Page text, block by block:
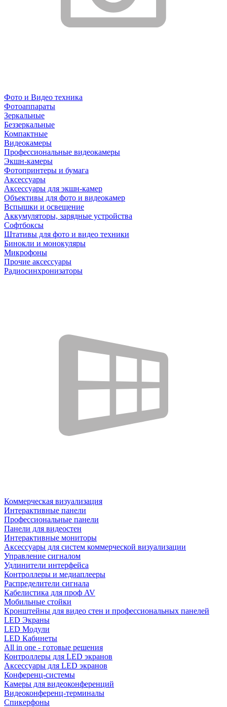
Фото и Видео техника
Фотоаппараты
Зеркальные
Беззеркальные
Компактные
Видеокамеры
Профессиональные видеокамеры
Экшн-камеры
Фотопринтеры и бумага
Аксессуары
Аксессуары для экшн-камер
Объективы для фото и видеокамер
Вспышки и освещение
Аккумуляторы, зарядные устройства
Софтбоксы
Штативы для фото и видео техники
Бинокли и монокуляры
Микрофоны
Прочие аксессуары
Радиосинхронизаторы
Коммерческая визуализация
Интерактивные панели
Профессиональные панели
Панели для видеостен
Интерактивные мониторы
Аксессуары для систем коммерческой визуализации
Управление сигналом
Удлинители интерфейса
Контроллеры и медиаплееры
Распределители сигнала
Кабелистика для проф AV
Мобильные стойки
Кронштейны для видео стен и профессиональных панелей
LED Экраны
LED Модули
LED Кабинеты
All in one - готовые решения
Контроллеры для LED экранов
Аксессуары для LED экранов
Конференц-системы
Камеры для видеоконференций
Видеоконференц-терминалы
Спикерфоны